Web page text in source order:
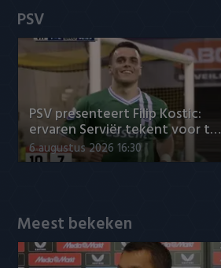
Heracles Almelo
NAC Breda
PEC Zwolle
PSV
Roda JC
Sparta
Conference League
PSV
PSV presenteert Filip Kostic:
ervaren Serviër tekent voor t…
6 augustus 2026 16:30
Meest bekeken